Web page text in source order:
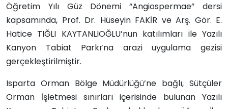
Öğretim Yılı Güz Dönemi “Angiospermae” dersi
kapsamında, Prof. Dr. Hüseyin FAKİR ve Arş. Gör. E.
Hatice TIĞLI KAYTANLIOĞLU’nun katılımları ile Yazılı
Kanyon Tabiat Parkı’na arazi uygulama gezisi
gerçekleştirilmiştir.
Isparta Orman Bölge Müdürlüğü’ne bağlı, Sütçüler
Orman İşletmesi sınırları içerisinde bulunan Yazılı